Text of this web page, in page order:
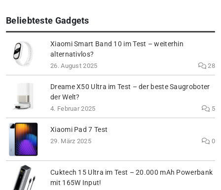
Beliebteste Gadgets
Xiaomi Smart Band 10 im Test – weiterhin
alternativlos?
26. August 2025 28
Dreame X50 Ultra im Test – der beste Saugroboter
der Welt?
4. Februar 2025 5
Xiaomi Pad 7 Test
29. März 2025 0
Cuktech 15 Ultra im Test – 20.000 mAh Powerbank
mit 165W Input!